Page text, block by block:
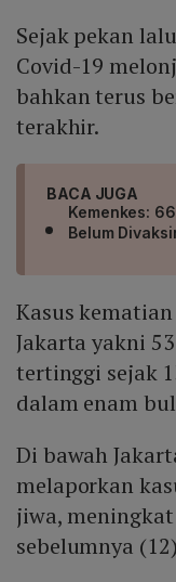
Sejak pekan
Covid-19
bahkan terus
terakhir.
BACA JUGA
Kemenkes:
Belum
Kasus
Jakarta yakni
tertinggi sejak
dalam enam
Di bawah
melaporkan
jiwa,
sebelumnya